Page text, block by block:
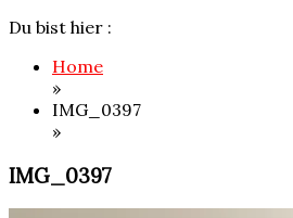
Du bist hier :
Home
»
IMG_0397
»
IMG_0397